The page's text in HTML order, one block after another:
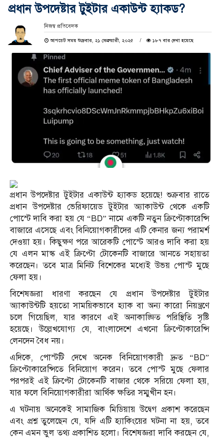
প্রধান উপদেষ্টার টুইটার একাউন্ট হ্যাকড?
নিজস্ব প্রতিবেদক
আপডেট সময় শুক্রবার, ২১ ফেব্রুয়ারী, ২০২৫ ১৮৭ বার দেখা হয়েছে
প্রধান উপদেষ্টার টুইটার একাউন্ট হ্যাকড হয়েছে! শুক্রবার রাতে
প্রধান উপদেষ্টার ভেরিফায়েড টুইটার অ্যাকাউন্ট থেকে একটি
পোস্টে দাবি করা হয় যে “BD” নামে একটি নতুন ক্রিপ্টোকারেন্সি
বাজারে এসেছে এবং বিনিয়োগকারীদের এটি কেনার জন্য পরামর্শ
দেওয়া হয়। কিছুক্ষণ পরে আরেকটি পোস্টে আরও দাবি করা হয়
যে এলন মাস্ক এই ক্রিপ্টো টোকেনটি বাজারে আনতে সহায়তা
করেছেন। তবে মাত্র মিনিট বিশেকের মধ্যেই উভয় পোস্ট মুছে
ফেলা হয়।
বিশেষজ্ঞরা ধারণা করছেন যে প্রধান উপদেষ্টার টুইটার
অ্যাকাউন্টটি হয়তো সাময়িকভাবে হ্যাক বা অন্য কারো নিয়ন্ত্রণে
চলে গিয়েছিল, যার কারণে এই অনাকাঙ্ক্ষিত পরিস্থিতি সৃষ্টি
হয়েছে। উল্লেখযোগ্য যে, বাংলাদেশে এখনো ক্রিপ্টোকারেন্সি
লেনদেন বৈধ নয়।
এদিকে, পোস্টটি দেখে অনেক বিনিয়োগকারী দ্রুত “BD”
ক্রিপ্টোকারেন্সিতে বিনিয়োগ করেন। তবে পোস্ট মুছে ফেলার
পরপরই এই ক্রিপ্টো টোকেনটি বাজার থেকে সরিয়ে ফেলা হয়,
যার ফলে বিনিয়োগকারীরা আর্থিক ক্ষতির সম্মুখীন হন।
এ ঘটনায় অনেকেই সামাজিক মিডিয়ায় উদ্বেগ প্রকাশ করেছেন
এবং প্রশ্ন তুলেছেন যে, যদি এটি হ্যাকিংয়ের ঘটনা না হয়, তবে
কেন এমন ভুল তথ্য প্রকাশিত হলো। বিশেষজ্ঞরা দাবি করছেন যে,